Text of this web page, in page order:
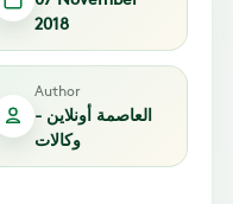
2018
Author
العاصمة أونلاين -
وكالات